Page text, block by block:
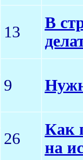
13
В
9
26
Как
на